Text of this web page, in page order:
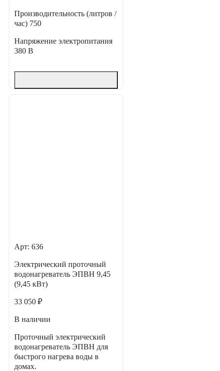
Производительность (литров /
час) 750
Напряжение электропитания
380 В
Арт: 636
Электрический проточный
водонагреватель ЭПВН 9,45
(9,45 кВт)
33 050 ₽
В наличии
Проточный электрический
водонагреватель ЭПВН для
быстрого нагрева воды в
домах.